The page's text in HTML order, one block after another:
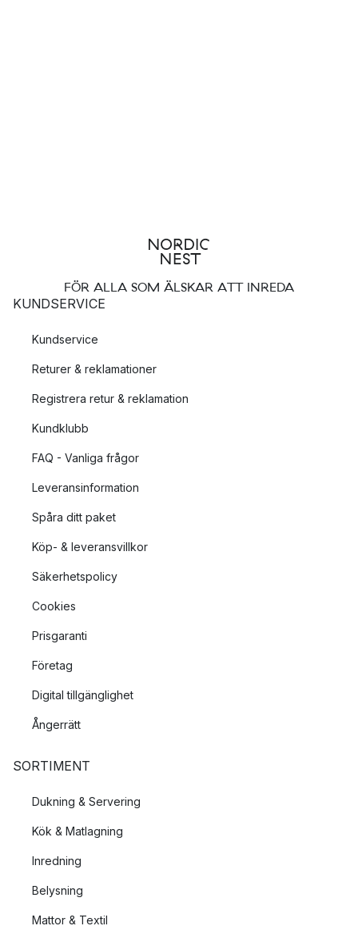
FÖR ALLA SOM ÄLSKAR ATT INREDA
KUNDSERVICE
Kundservice
Returer & reklamationer
Registrera retur & reklamation
Kundklubb
FAQ - Vanliga frågor
Leveransinformation
Spåra ditt paket
Köp- & leveransvillkor
Säkerhetspolicy
Cookies
Prisgaranti
Företag
Digital tillgänglighet
Ångerrätt
SORTIMENT
Dukning & Servering
Kök & Matlagning
Inredning
Belysning
Mattor & Textil